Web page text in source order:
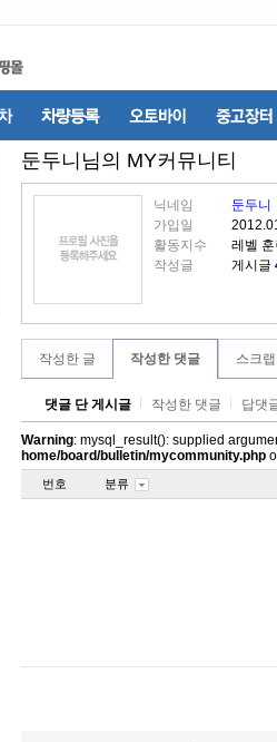
둔두니 님의 MY커뮤니티
닉네임
둔두니
가입일
활동지수
레벨
작성글
게시글
작성한 글 작성한 댓글 스크
댓글 단 게시글 작성한 댓글 답댓
Warning: mysql_result(): supplied
home/board/bulletin/mycommunity.php
번호 분류